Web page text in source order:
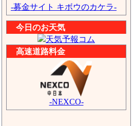
-募金サイト キボウのカケラ-
今日のお天気
高速道路料金
-NEXCO-